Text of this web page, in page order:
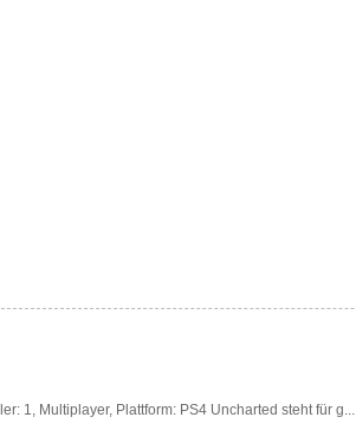
1, Multiplayer, Plattform: PS4 Uncharted steht für g...